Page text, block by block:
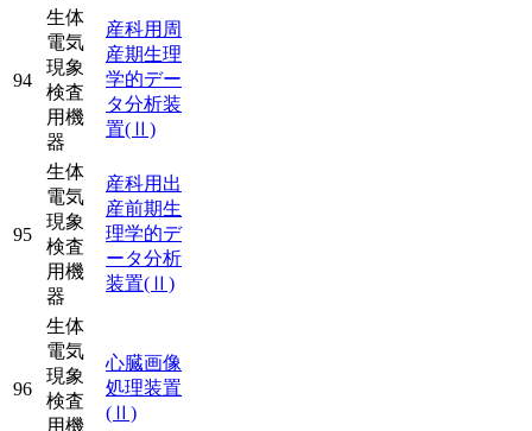
94
生体
電気
現象
検査
用機
器
産科用周
産期生理
学的デー
タ分析装
置(Ⅱ)
95
生体
電気
現象
検査
用機
器
産科用出
産前期生
理学的デ
ータ分析
装置(Ⅱ)
96
生体
電気
現象
検査
用機
心臓画像
処理装置
(Ⅱ)